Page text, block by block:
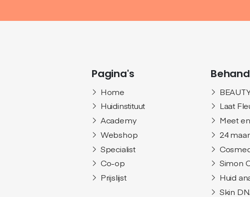
Pagina's
Home
Huidinstituut
Academy
Webshop
Specialist
Co-op
Prijslijst
Laat
Meet
24
Simon
Huid
Skin